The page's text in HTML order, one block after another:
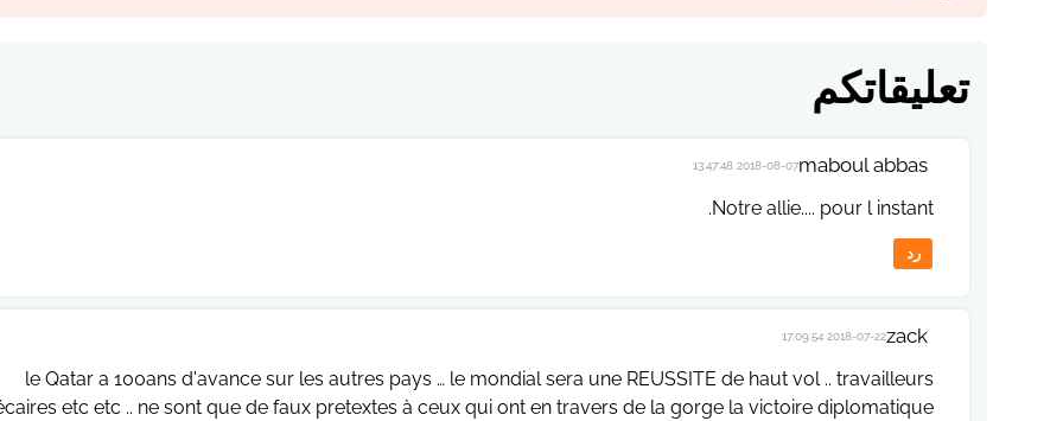
تعليقاتكم
maboul abbas
2018-08-07 13:47:48
Notre allie.... pour l instant.
رد
zack
2018-07-22 17:09:54
le Qatar a 100ans d'avance sur les autres pays … le mondial sera une REUSSITE de haut vol .. travailleurs
etc etc .. ne sont que de faux pretextes à ceux qui ont en travers de la gorge la victoire diplomatique